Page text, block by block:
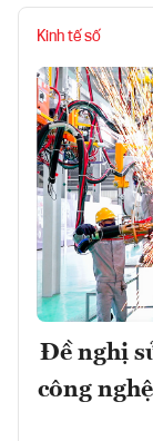
Kinh tế số
Đề nghị
công